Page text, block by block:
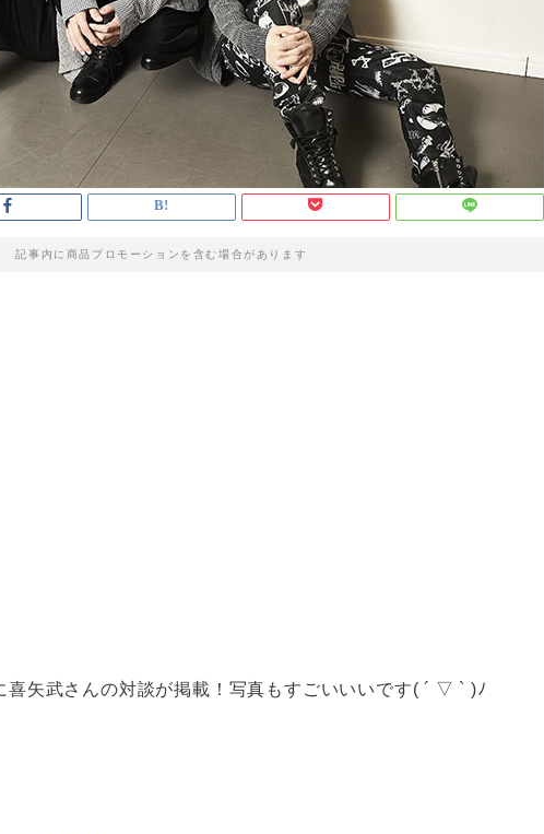
記事内に商品プロモーションを含む場合があります
矢武さんの対談が掲載！写真もすごいいいです( ´ ▽ ` )ﾉ